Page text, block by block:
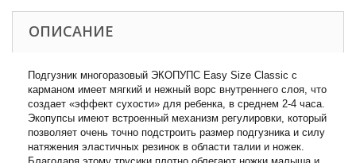
ОПИСАНИЕ
Подгузник многоразовый ЭКОПУПС Easy Size Classic с
карманом имеет мягкий и нежный ворс внутреннего слоя, что
создает «эффект сухости» для ребенка, в среднем 2-4 часа.
Экопупсы имеют встроенный механизм регулировки, который
позволяет очень точно подстроить размер подгузника и силу
натяжения эластичных резинок в области талии и ножек.